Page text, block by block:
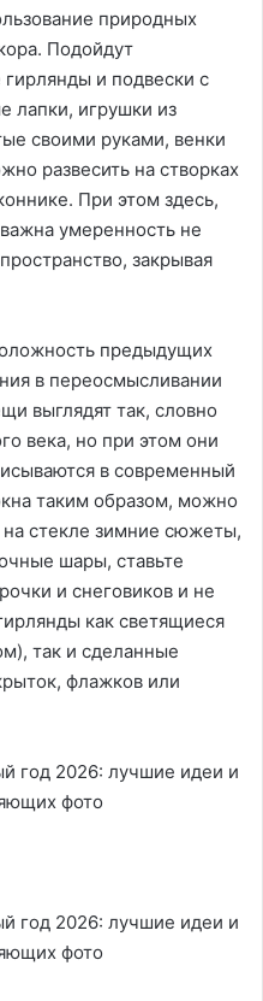
природных
Подойдут
и подвески с
лапки, игрушки из
своими руками, венки
развесить на створках
При этом здесь,
умеренность не
закрывая
предыдущих
в переосмысливании
выглядят так, словно
века, но при этом они
в современный
таким образом, можно
на стекле зимние сюжеты,
шары, ставьте
и снеговиков и не
как светящиеся
так и сделанные
флажков или